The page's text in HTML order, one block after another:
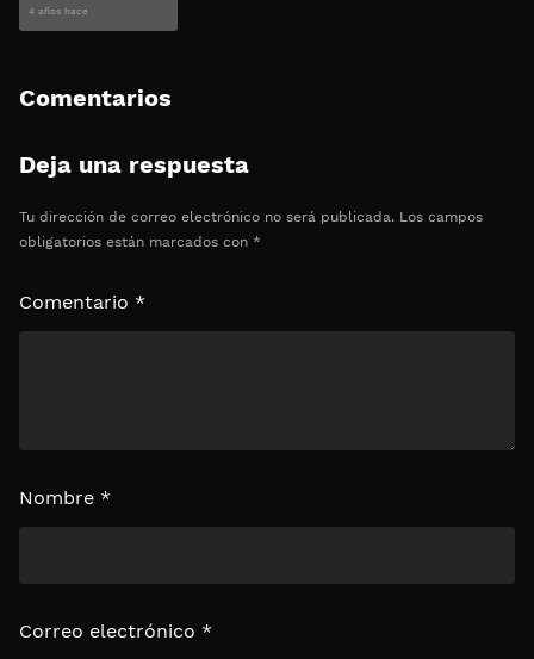
4 años hace
Comentarios
Deja una respuesta
Tu dirección de correo electrónico no será publicada. Los campos
obligatorios están marcados con *
Comentario *
Nombre *
Correo electrónico *